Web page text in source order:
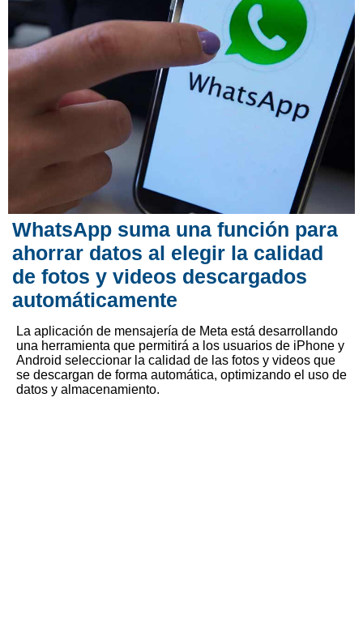
WhatsApp suma una función para
ahorrar datos al elegir la calidad
de fotos y videos descargados
automáticamente
La aplicación de mensajería de Meta está desarrollando
una herramienta que permitirá a los usuarios de iPhone y
Android seleccionar la calidad de las fotos y videos que
se descargan de forma automática, optimizando el uso de
datos y almacenamiento.